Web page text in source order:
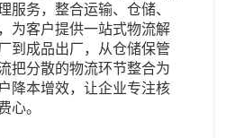
服务，整合运输、仓储、
为客户提供一站式物流解
到成品出厂，从仓储保管
把分散的物流环节整合为
降本增效，让企业专注核
心。